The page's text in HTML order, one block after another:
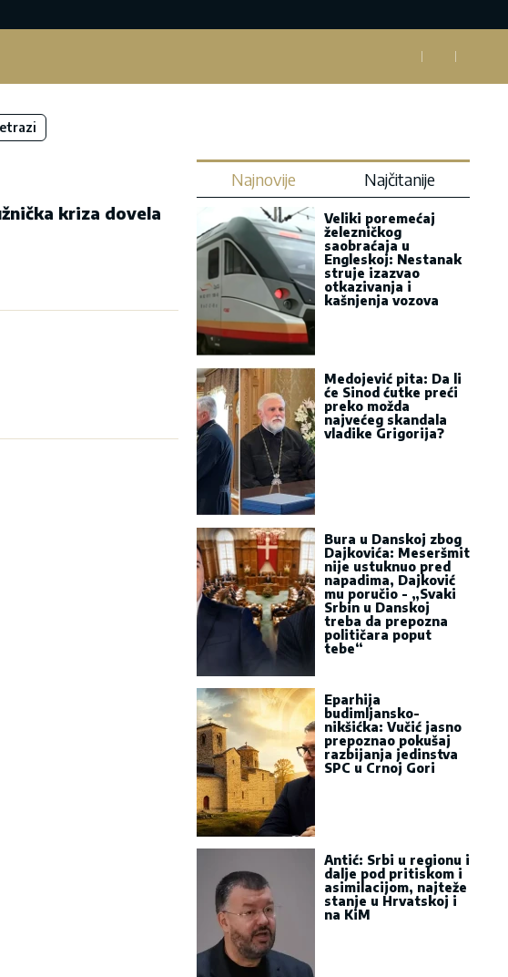
kriza dovela
Najnovije Najčitanije
Veliki poremećaj
železničkog
saobraćaja u
Engleskoj: Nestanak
struje izazvao
otkazivanja i
kašnjenja vozova
Medojević pita: Da li
će Sinod ćutke preći
preko možda
najvećeg skandala
vladike Grigorija?
Bura u Danskoj zbog
Dajkovića: Meseršmit
nije ustuknuo pred
napadima, Dajković
mu poručio - „Svaki
Srbin u Danskoj
treba da prepozna
političara poput
tebe“
Eparhija
budimljansko-
nikšićka: Vučić jasno
prepoznao pokušaj
razbijanja jedinstva
SPC u Crnoj Gori
Antić: Srbi u regionu i
dalje pod pritiskom i
asimilacijom, najteže
stanje u Hrvatskoj i
na KiM